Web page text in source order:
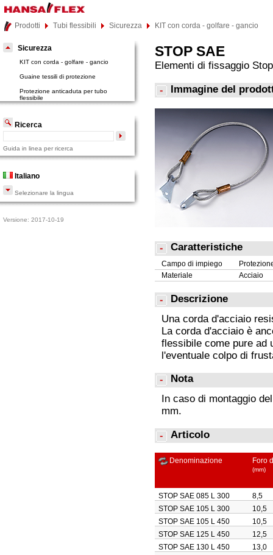
Prodotti Tubi flessibili Sicurezza KIT con corda - golfare - gancio
Sicurezza
KIT con corda - golfare - gancio
Guaine tessili di protezione
Protezione anticaduta per tubo
flessibile
Ricerca
Guida in linea per ricerca
Italiano
Selezionare la lingua
Versione: 2017-10-19
STOP SAE
Elementi di fissaggio
Immagine del
Caratteristiche
Campo di impiego
Materiale
Acciaio
Descrizione
Una corda d'acciaio
La corda d'acciaio è
flessibile come pure ad
l'eventuale colpo di
Nota
In caso di montaggio
mm.
Articolo
Denominazione Foro
(mm)
STOP SAE 085 L 300
8,5
STOP SAE 105 L 300
10,5
STOP SAE 105 L 450
10,5
STOP SAE 125 L 450
12,5
STOP SAE 130 L 450
13,0